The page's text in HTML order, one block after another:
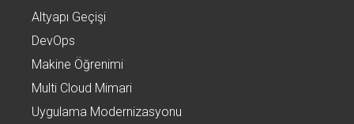
Altyapı Geçişi
DevOps
Makine Öğrenimi
Multi Cloud Mimari
Uygulama Modernizasyonu